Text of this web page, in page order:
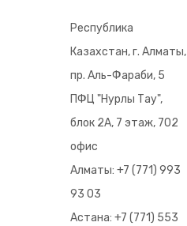
Республика
Казахстан, г. Алматы,
пр. Аль-Фараби, 5
ПФЦ "Нурлы Тау",
блок 2А, 7 этаж, 702
офис
Алматы: +7 (771) 993
93 03
Астана: +7 (771) 553